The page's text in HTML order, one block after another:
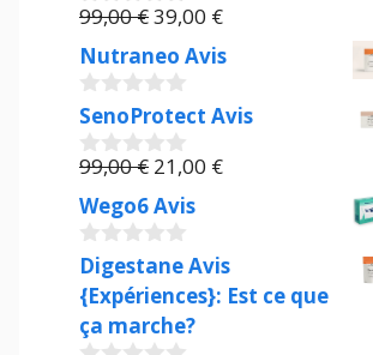
99,00 €.39,00 €.
0
u
r
5
99,00€Le
prix
initial
était :
99,00 €.
39,00 €Le
prix
est :
Nutraneo Avis
0
s
u
r
5
SenoProtect Avis
0
u
r
5
99,00€ Le
prix
initial
était :
99,00 €.
21,00 €Le
est :
21,00 €.
Wego6 Avis
0
u
r
5
Digestane Avis
{Expériences}: Est ce que
ça marche?